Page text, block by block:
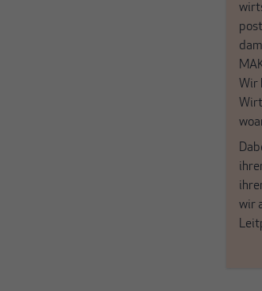
Wir
wir